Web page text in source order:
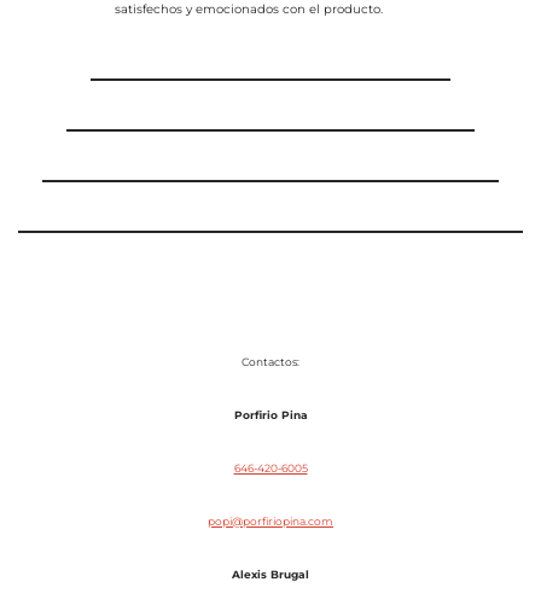
satisfechos y emocionados con el producto.
Contactos:
Porfirio Pina
646-420-6005
popi@porfiriopina.com
Alexis Brugal